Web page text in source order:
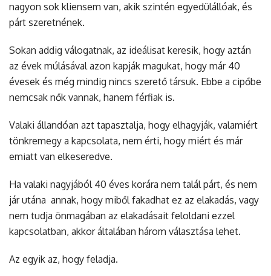
nagyon sok kliensem van, akik szintén egyedülállóak, és
párt szeretnének.
Sokan addig válogatnak, az ideálisat keresik, hogy aztán
az évek múlásával azon kapják magukat, hogy már 40
évesek és még mindig nincs szerető társuk. Ebbe a cipőbe
nemcsak nők vannak, hanem férfiak is.
Valaki állandóan azt tapasztalja, hogy elhagyják, valamiért
tönkremegy a kapcsolata, nem érti, hogy miért és már
emiatt van elkeseredve.
Ha valaki nagyjából 40 éves korára nem talál párt, és nem
jár utána annak, hogy miből fakadhat ez az elakadás, vagy
nem tudja önmagában az elakadásait feloldani ezzel
kapcsolatban, akkor általában három választása lehet.
Az egyik az, hogy feladja.